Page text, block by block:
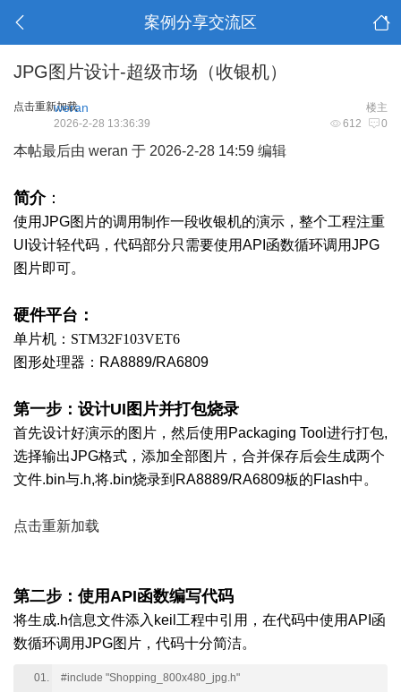
案例分享交流区
JPG图片设计-超级市场（收银机）
点击重新加载 楼主
weran
612 0
2026-2-28 13:36:39
本帖最后由 weran 于 2026-2-28 14:59 编辑
简介：
使用JPG图片的调用制作一段收银机的演示，整个工程注重
UI设计轻代码，代码部分只需要使用API函数循环调用JPG
图片即可。
硬件平台：
单片机：STM32F103VET6
图形处理器：RA8889/RA6809
第一步：设计UI图片并打包烧录
首先设计好演示的图片，然后使用Packaging Tool进行打包,
选择输出JPG格式，添加全部图片，合并保存后会生成两个
文件.bin与.h,将.bin烧录到RA8889/RA6809板的Flash中。
点击重新加载
第二步：使用API函数编写代码
将生成.h信息文件添入keil工程中引用，在代码中使用API函
数循环调用JPG图片，代码十分简洁。
#include "Shopping_800x480_jpg.h"